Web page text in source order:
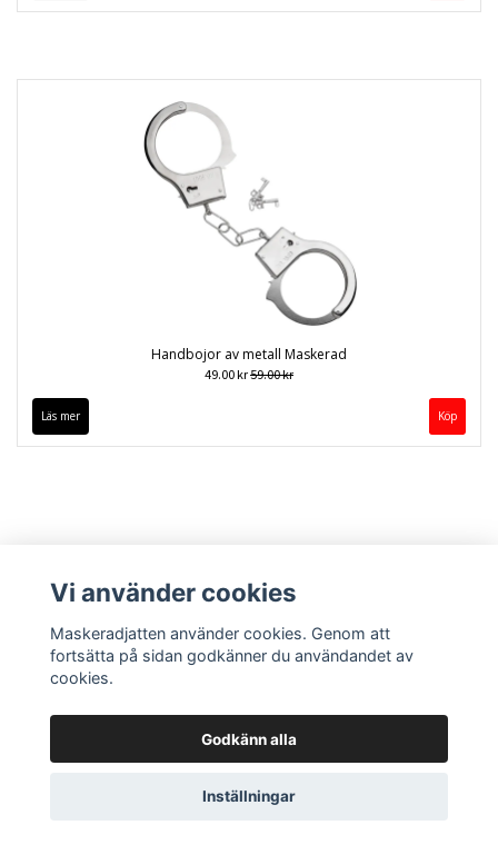
Handbojor av metall Maskerad
49.00 kr59.00 kr
Läs mer
Kontakt Köpvillkor
© Copyright 2026 Maskeradjätten
Vi använder cookies
Maskeradjatten använder cookies. Genom att
fortsätta på sidan godkänner du användandet av
cookies.
Godkänn alla
Inställningar